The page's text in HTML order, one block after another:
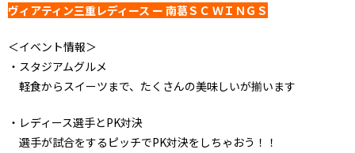
ヴィアティン三重レディース ー 南葛ＳＣ ＷＩＮＧＳ
＜イベント情報＞
・スタジアムグルメ
軽食からスイーツまで、たくさんの美味しいが揃います
・レディース選手とPK対決
選手が試合をするピッチでPK対決をしちゃおう！！